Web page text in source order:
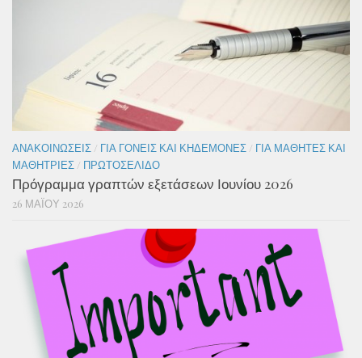
ΑΝΑΚΟΙΝΏΣΕΙΣ / ΓΙΑ ΓΟΝΕΊΣ ΚΑΙ ΚΗΔΕΜΌΝΕΣ / ΓΙΑ ΜΑΘΗΤΈΣ ΚΑΙ
ΜΑΘΉΤΡΙΕΣ / ΠΡΩΤΟΣΈΛΙΔΟ
Πρόγραμμα γραπτών εξετάσεων Ιουνίου 2026
26 ΜΑΪ́ΟΥ 2026